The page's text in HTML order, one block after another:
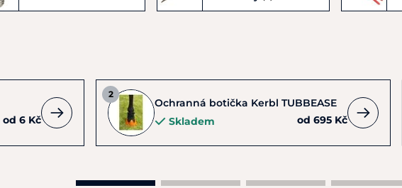
od 6 Kč
Ochranná botička Kerbl TUBBEASE
Skladem
od 695 Kč